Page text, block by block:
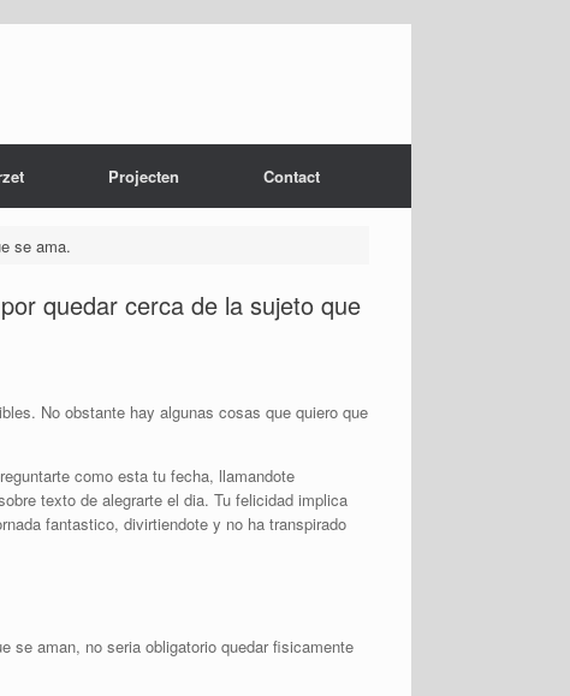
Projecten Contact
se ama.
quedar cerca de la sujeto que
No obstante hay algunas cosas que quiero que
como esta tu fecha, llamandote
texto de alegrarte el dia. Tu felicidad implica
fantastico, divirtiendote y no ha transpirado
se aman, no seri­a obligatorio quedar fisicamente